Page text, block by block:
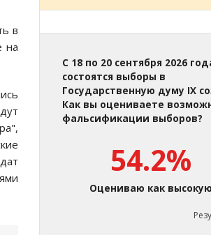
в
на
С 18 по 20 сентября 2026
состоятся выборы в
Государственную думу IX
Как вы оцениваете
фальсификации выборов?
54.2%
Оцениваю как высокую